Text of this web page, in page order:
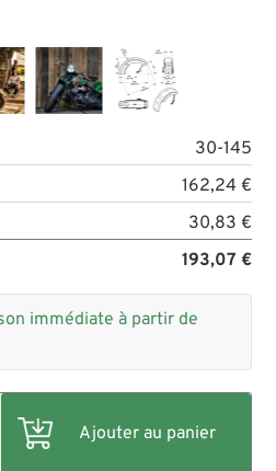
30-145
162,24 €
30,83 €
193,07 €
immédiate à partir de